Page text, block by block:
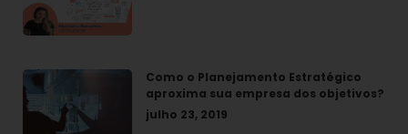
Como o Planejamento Estratégico
aproxima sua empresa dos objetivos?
julho 23, 2019